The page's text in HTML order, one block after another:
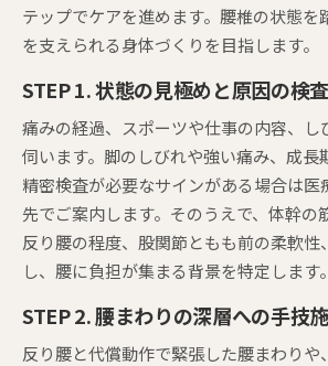
テップでケアを進めます。腰椎の状態を
を支えられる身体づくりを目指します。
STEP 1. 状態の見極めと原因の検査
痛みの経過、スポーツや仕事の内容、し
伺います。脚のしびれや強い痛み、成長
精密検査が必要なサインがある場合は医
先でご案内します。そのうえで、体幹の
反り腰の程度、股関節ともも前の柔軟性
し、腰に負担が集まる背景を特定します。
STEP 2. 腰まわりの深層への手技
反り腰と代償動作で緊張した腰まわりや